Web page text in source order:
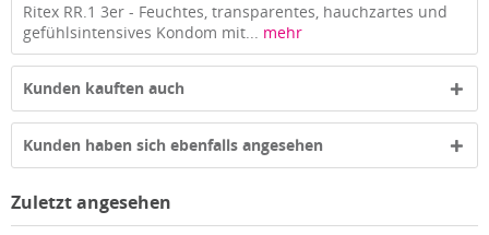
Ritex RR.1 3er - Feuchtes, transparentes, hauchzartes und
gefühlsintensives Kondom mit... mehr
Kunden kauften auch
Kunden haben sich ebenfalls angesehen
Zuletzt angesehen